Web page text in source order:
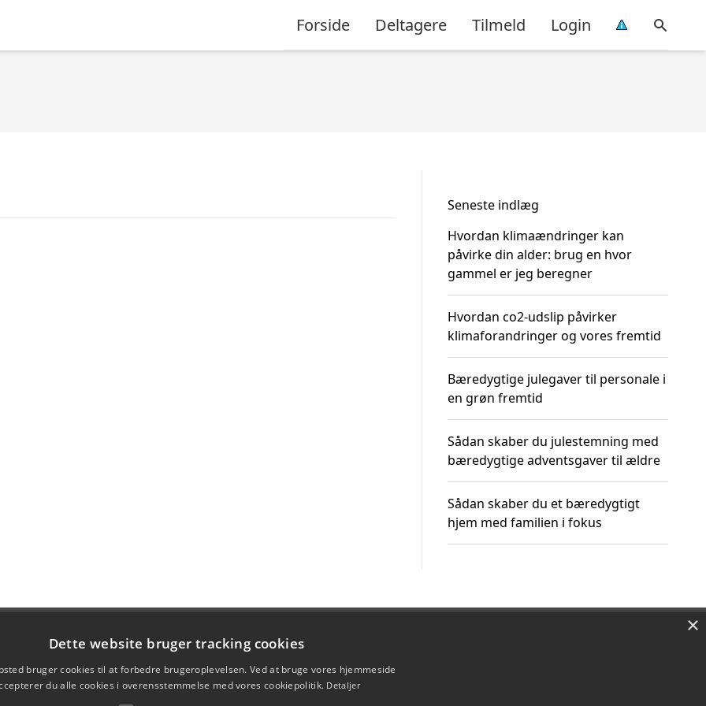
Forside Deltagere Tilmeld Login
Seneste indlæg
Hvordan klimaændringer kan
påvirke din alder: brug en hvor
gammel er jeg beregner
Hvordan co2-udslip påvirker
klimaforandringer og vores fremtid
Bæredygtige julegaver til personale i
en grøn fremtid
Sådan skaber du julestemning med
bæredygtige adventsgaver til ældre
Sådan skaber du et bæredygtigt
hjem med familien i fokus
×
Dette website bruger tracking cookies
bruger cookies til at forbedre brugeroplevelsen. Ved at bruge vores hjemmeside
du alle cookies i overensstemmelse med vores cookiepolitik. Detaljer